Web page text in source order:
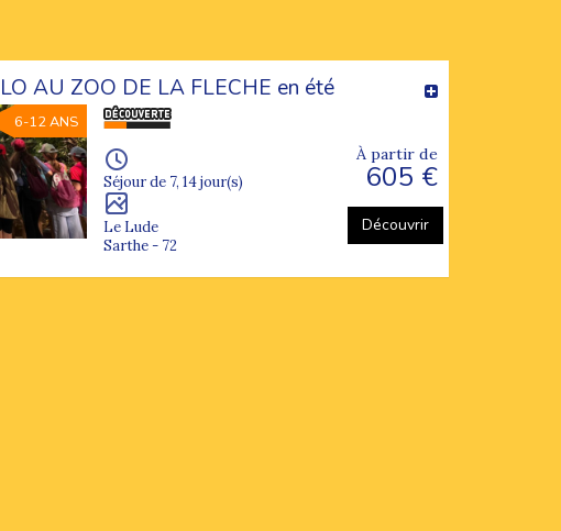
AU ZOO DE LA FLECHE en été
6-12 ANS
Séjour de 7, 14 jour(s)
Le Lude
Sarthe - 72
À partir de
605 €
Découvrir